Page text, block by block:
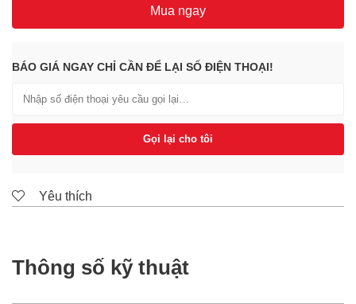
Mua ngay
BÁO GIÁ NGAY CHỈ CẦN ĐỂ LẠI SỐ ĐIỆN THOẠI!
Gọi lại cho tôi
Yêu thích
Thông số kỹ thuật